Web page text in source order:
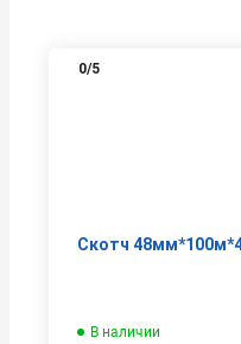
0/5
Скотч
В наличии